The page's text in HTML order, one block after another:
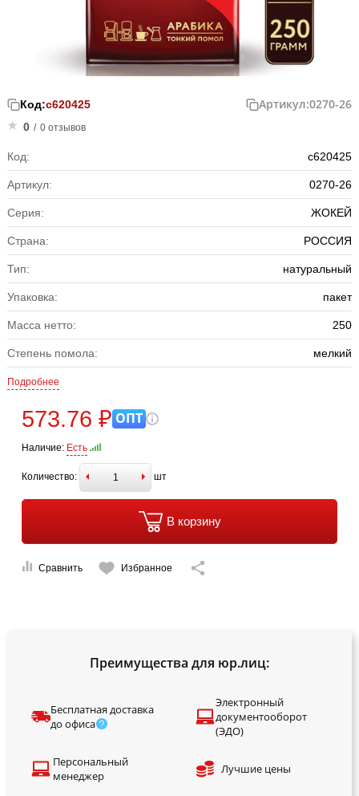
Код:с620425 Артикул:0270-26
0 / 0 отзывов
Код: с620425
Артикул: 0270-26
Серия: ЖОКЕЙ
Страна: РОССИЯ
Тип: натуральный
Упаковка: пакет
Масса нетто: 250
Степень помола: мелкий
Подробнее
573.76 ₽ ОПТ
Наличие: Есть
Количество: шт
В корзину
Сравнить Избранное
Преимущества для юр.лиц:
Бесплатная доставка
до офиса
Электронный
документооборот
(ЭДО)
Персональный
менеджер
Лучшие цены